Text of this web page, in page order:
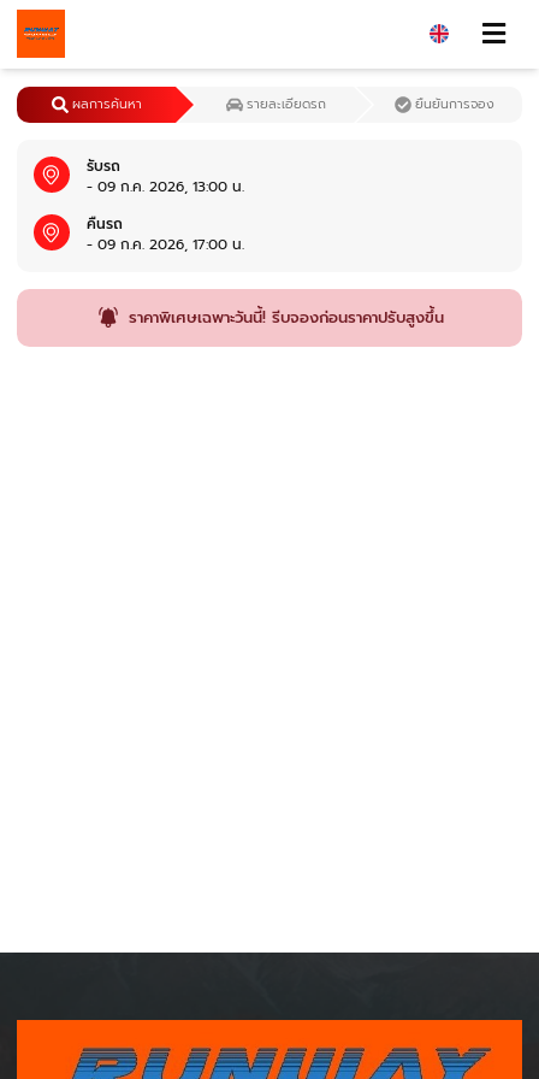
รับรถ
- 09 ก.ค. 2026, 13:00 น.
คืนรถ
- 09 ก.ค. 2026, 17:00 น.
ผลการค้นหา รายละเอียดรถ ยืนยันการจอง
ราคาพิเศษเฉพาะวันนี้! รีบจองก่อนราคาปรับสูงขึ้น